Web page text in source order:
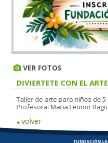
VER FOTOS
DIVIERTETE CON EL ARTE
Taller de arte para niños de 5
Profesora: Maria Leonor
volver
FUNDACIÓN LA